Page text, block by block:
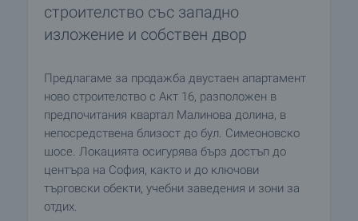
строителство със западно
изложение и собствен двор
Предлагаме за продажба двустаен апартамент
ново строителство с Акт 16, разположен в
предпочитания квартал Малинова долина, в
непосредствена близост до бул. Симеоновско
шосе. Локацията осигурява бърз достъп до
центъра на София, както и до ключови
търговски обекти, учебни заведения и зони за
отдих.